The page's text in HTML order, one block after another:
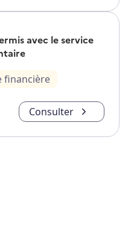
avec le service
financière
Consulter